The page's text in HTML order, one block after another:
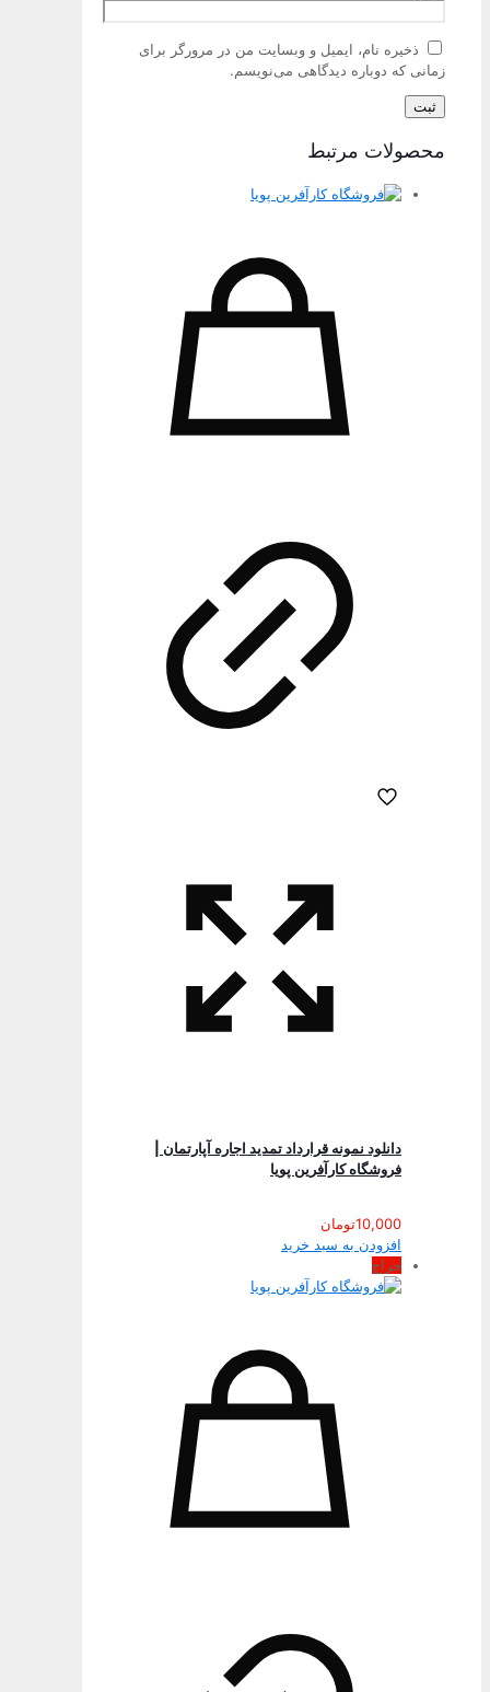
ذخیره نام، ایمیل و وبسایت من در مرورگر برای
زمانی که دوباره دیدگاهی می‌نویسم.
محصولات مرتبط
دانلود نمونه قرارداد تمدید اجاره آپارتمان |
فروشگاه کارآفرین پویا
10,000تومان
افزودن به سبد خرید
حراج